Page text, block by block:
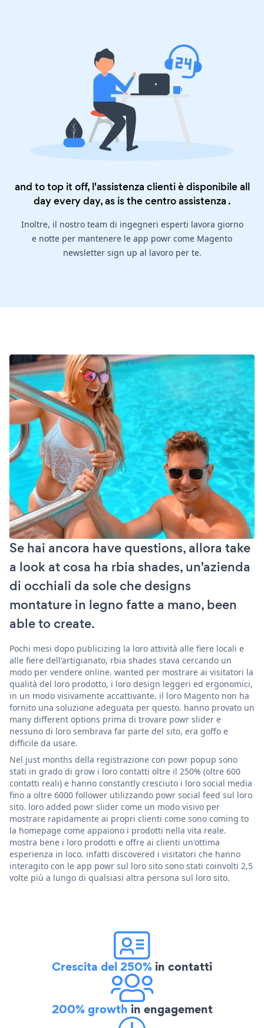
and to top it off, l'assistenza clienti è disponibile all
day every day, as is thecentro assistenza .
Inoltre, il nostro team di ingegneri esperti lavora giorno
e notte per mantenere le app powr come Magento
newsletter sign up al lavoro per te.
Se hai ancora have questions, allora take
a look at cosa ha rbia shades, un'azienda
di occhiali da sole che designs
montature in legno fatte a mano, been
able to create.
Pochi mesi dopo publicizing la loro attività alle fiere locali e
alle fiere dell'artigianato, rbia shades stava cercando un
modo per vendere online. wanted per mostrare ai visitatori la
qualità del loro prodotto, i loro design leggeri ed ergonomici,
in un modo visivamente accattivante. il loro Magento non ha
fornito una soluzione adeguata per questo. hanno provato un
many different options prima di trovare powr slider e
nessuno di loro sembrava far parte del sito, era goffo e
difficile da usare.
Nel just months della registrazione con powr popup sono
stati in grado di grow i loro contatti oltre il 250% (oltre 600
contatti reali) e hanno constantly cresciuto i loro social media
fino a oltre 6000 follower utilizzando powr social feed sul loro
sito. loro added powr slider come un modo visivo per
mostrare rapidamente ai propri clienti come sono coming to
la homepage come appaiono i prodotti nella vita reale.
mostra bene i loro prodotti e offre ai clienti un'ottima
esperienza in loco. infatti discovered i visitatori che hanno
interagito con le app powr sul loro sito sono stati coinvolti 2,5
volte più a lungo di qualsiasi altra persona sul loro sito.
Crescita del 250% in contatti
200% growth in engagement